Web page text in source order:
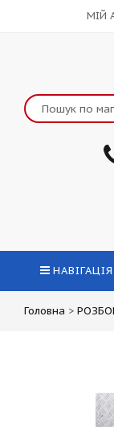
МІЙ
НАВІГАЦІЯ
Головна >